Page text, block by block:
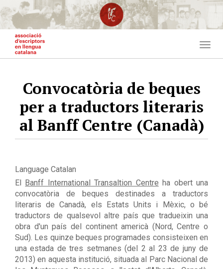
Vés
al
contingut
Convocatòria de beques
per a traductors literaris
al Banff Centre (Canadà)
Language Catalan
El Banff International Transaltion Centre ha obert una
convocatòria de beques destinades a traductors
literaris de Canadà, els Estats Units i Mèxic, o bé
traductors de qualsevol altre país que tradueixin una
obra d'un país del continent americà (Nord, Centre o
Sud). Les quinze beques programades consisteixen en
una estada de tres setmanes (del 2 al 23 de juny de
2013) en aquesta institució, situada al Parc Nacional de